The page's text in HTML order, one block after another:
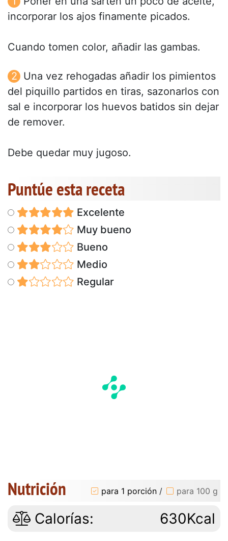
incorporar los ajos finamente picados.
Cuando tomen color, añadir las gambas.
Una vez rehogadas añadir los pimientos
del piquillo partidos en tiras, sazonarlos con
sal e incorporar los huevos batidos sin dejar
de remover.
Debe quedar muy jugoso.
Puntúe esta receta
Excelente
Muy bueno
Bueno
Medio
Regular
Nutrición para 1 porción / para 100 g
Calorías: 630Kcal